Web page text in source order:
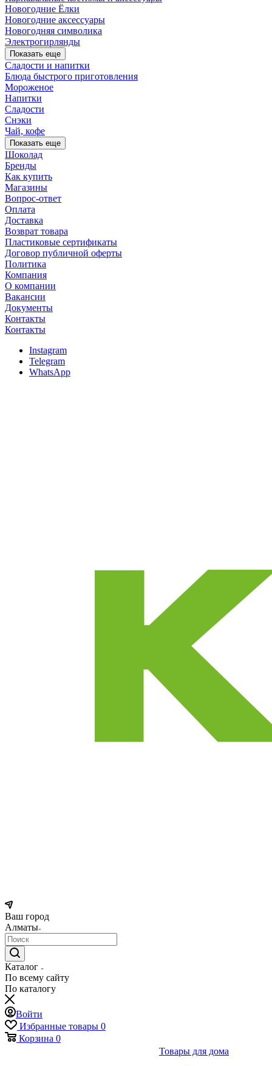
Новогодние Ёлки
Новогодние аксессуары
Новогодняя символика
Электрогирлянды
Показать еще
Сладости и напитки
Блюда быстрого приготовления
Мороженое
Напитки
Сладости
Снэки
Чай, кофе
Показать еще
Шоколад
Бренды
Как купить
Магазины
Вопрос-ответ
Оплата
Доставка
Возврат товара
Пластиковые сертификаты
Договор публичной оферты
Политика
Компания
О компании
Вакансии
Документы
Контакты
Контакты
Instagram
Telegram
WhatsApp
Ваш город
Алматы
Каталог
По всему сайту
По каталогу
Войти
Избранные товары 0
Корзина 0
Товары для дома